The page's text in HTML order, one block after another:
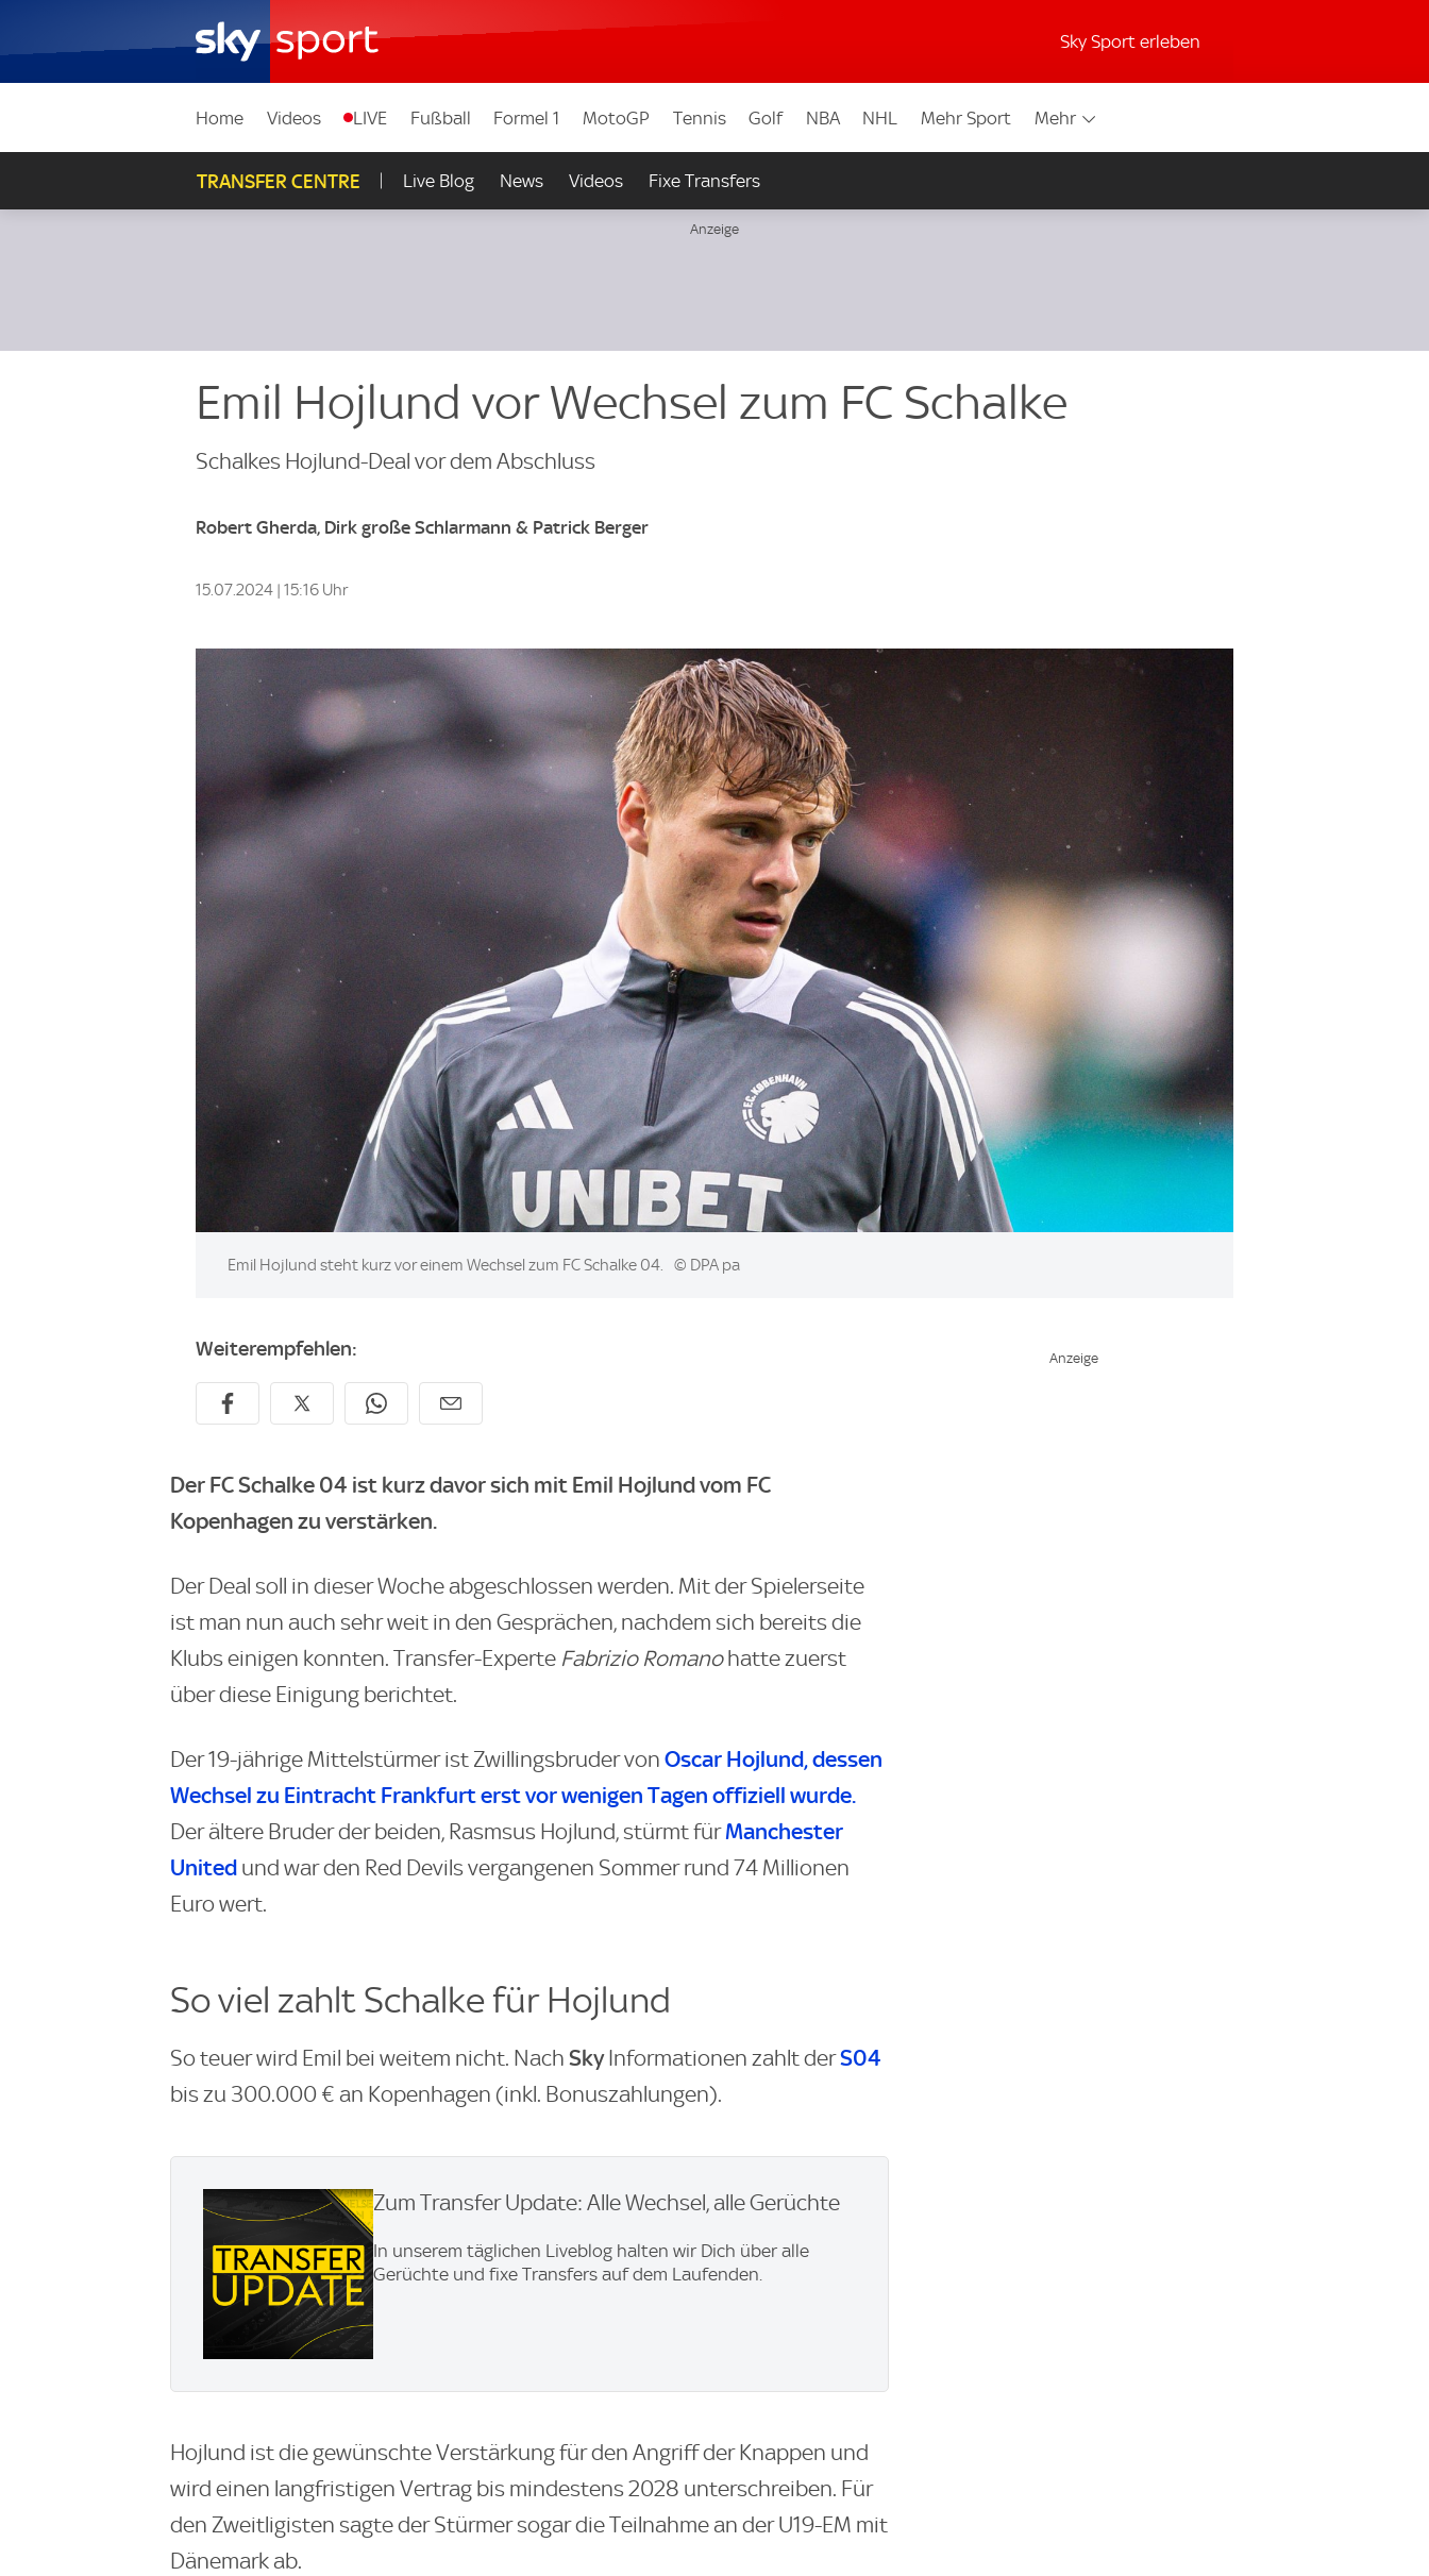
Sky Sport erleben
Home Videos LIVE Fußball Formel 1 MotoGP Tennis Golf NBA NHL Mehr Sport Mehr
TRANSFER CENTRE Live Blog News Videos Fixe Transfers
Emil Hojlund vor Wechsel zum FC Schalke
Schalkes Hojlund-Deal vor dem Abschluss
Robert Gherda, Dirk große Schlarmann & Patrick Berger
15.07.2024 | 15:16 Uhr
Image:
Emil Hojlund steht kurz vor einem Wechsel zum FC Schalke 04. © DPA pa
Weiterempfehlen:
Der FC Schalke 04 ist kurz davor sich mit Emil Hojlund vom FC
Kopenhagen zu verstärken.
Der Deal soll in dieser Woche abgeschlossen werden. Mit der Spielerseite
ist man nun auch sehr weit in den Gesprächen, nachdem sich bereits die
Klubs einigen konnten. Transfer-Experte Fabrizio Romanohatte zuerst
über diese Einigung berichtet.
Der 19-jährige Mittelstürmer ist Zwillingsbruder von Oscar Hojlund, dessen
Wechsel zu Eintracht Frankfurt erst vor wenigen Tagen offiziell wurde.
Der ältere Bruder der beiden, Rasmsus Hojlund, stürmt fürManchester
United und war den Red Devils vergangenen Sommer rund 74 Millionen
Euro wert.
So viel zahlt Schalke für Hojlund
So teuer wird Emil bei weitem nicht. Nach SkyInformationen zahlt derS04
bis zu 300.000 € an Kopenhagen (inkl. Bonuszahlungen).
Zum Transfer Update: Alle Wechsel, alle Gerüchte
In unserem täglichen Liveblog halten wir Dich über alle
Gerüchte und fixe Transfers auf dem Laufenden.
Hojlund ist die gewünschte Verstärkung für den Angriff der Knappen und
wird einen langfristigen Vertrag bis mindestens 2028 unterschreiben. Für
den Zweitligisten sagte der Stürmer sogar die Teilnahme an der U19-EM mit
Dänemark ab.